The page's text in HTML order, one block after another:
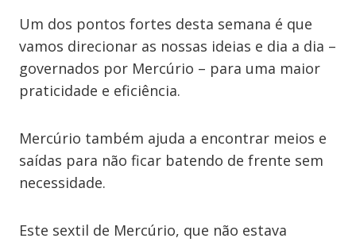
Um dos pontos fortes desta semana é que
vamos direcionar as nossas ideias e dia a dia –
governados por Mercúrio – para uma maior
praticidade e eficiência.
Mercúrio também ajuda a encontrar meios e
saídas para não ficar batendo de frente sem
necessidade.
Este sextil de Mercúrio, que não estava